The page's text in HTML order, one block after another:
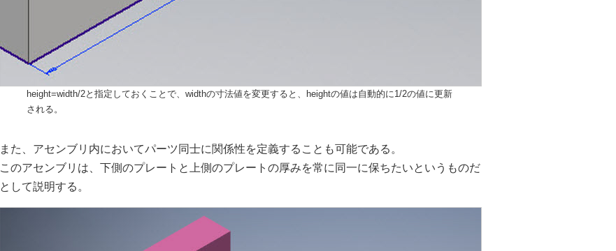
height=width/2と指定しておくことで、widthの寸法値を変更すると、heightの値は自動的に1/2の値に更新
される。
また、アセンブリ内においてパーツ同士に関係性を定義することも可能である。
このアセンブリは、下側のプレートと上側のプレートの厚みを常に同一に保ちたいというものだ
として説明する。